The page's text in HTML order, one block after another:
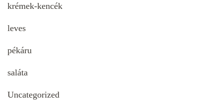
krémek-kencék
leves
pékáru
saláta
Uncategorized